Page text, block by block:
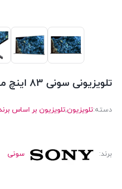
تلویزیونی سونی 83 اینچ مدل Sony A80L
دسته:تلویزیون,تلویزیون بر اساس
برند: سونی